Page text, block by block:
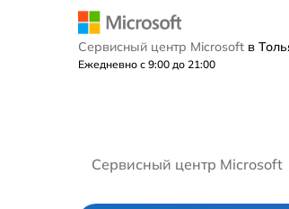
Сервисный центр Microsoft в
Ежедневно с 9:00 до 21:00
Сервисный центр Microsoft